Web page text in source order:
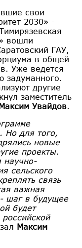
свои
2030» -
вошли
ГАУ,
в общей
Уже ведется
задуманного.
другие
заместитель
Увайдов.
Но для того,
новые
проекты.
научно-
сельского
связь
важная
шаг в будущее
будет
Максим